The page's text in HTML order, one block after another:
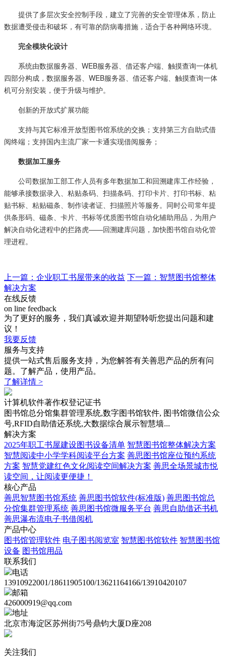
提供了多层次安全控制手段，建立了完善的安全管理体系，防止
数据遭受侵击和破坏，有可靠的防病毒措施，适合于各种网络环境。
完全模块化设计
系统由数据服务器、WEB服务器、借还客户端、触摸查询一体机
四部分构成，数据服务器、WEB服务器、借还客户端、触摸查询一体
机可分别安装，便于升级与维护。
创新的开放式扩展功能
支持与其它标准开放型图书馆系统的交换；支持第三方自助式借
阅终端；支持国内主流厂家一卡通实现借阅服务；
数据加工服务
公司数据加工部工作人员有多年数据加工和回溯建库工作经验，
能够承接数据录入、粘贴条码、扫描条码、打印卡片、打印书标、粘
贴书标、粘贴磁条、制作读者证、扫描照片等服务。同时公司常年提
供条形码、磁条、卡片、书标等优质图书馆自动化辅助用品，为用户
解决自动化进程中的拦路虎——回溯建库问题，加快图书馆自动化管
理进程。
上一篇：企业职工书屋带来的收益 下一篇：智慧图书馆整体
解决方案
在线反馈
on line feedback
为了更好的服务，我们真诚欢迎并期望聆听您提出问题和建
议！
我要反馈
服务与支持
提供一站式售后服务支持，为您解答有关善思产品的所有问
题。了解产品，使用产品。
了解详情 >
计算机软件著作权登记证书
图书馆总分馆集群管理系统,数字图书馆软件, 图书馆微信公众
号,RFID自助借还系统,大数据综合展示智慧墙...
解决方案
2025年职工书屋建设图书设备清单 智慧图书馆整体解决方案
智慧阅读中小学学科阅读平台方案 善思图书馆座位预约系统
方案 智慧党建红色文化阅读空间解决方案 善思全场景城市悦
读空间，让阅读更便捷！
核心产品
善思智慧图书馆系统 善思图书馆软件(标准版) 善思图书馆总
分馆集群管理系统 善思图书馆微服务平台 善思自助借还书机
善思瀑布流电子书借阅机
产品中心
图书馆管理软件 电子图书阅览室 智慧图书馆软件 智慧图书馆
设备 图书馆用品
联系我们
电话
13910922001/18611905100/13621164166/13910420107
邮箱
426000919@qq.com
地址
北京市海淀区苏州街75号鼎钧大厦D座208
关注我们